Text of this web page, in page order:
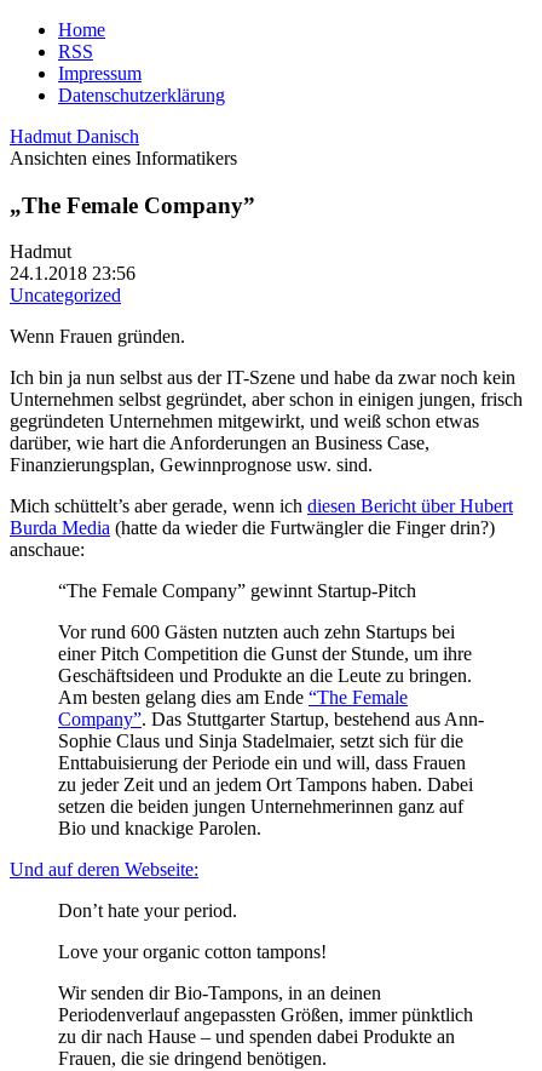
Home
RSS
Impressum
Datenschutzerklärung
Hadmut Danisch
Ansichten eines Informatikers
„The Female Company”
Hadmut
24.1.2018 23:56
Uncategorized
Wenn Frauen gründen.
Ich bin ja nun selbst aus der IT-Szene und habe da zwar noch kein
Unternehmen selbst gegründet, aber schon in einigen jungen, frisch
gegründeten Unternehmen mitgewirkt, und weiß schon etwas
darüber, wie hart die Anforderungen an Business Case,
Finanzierungsplan, Gewinnprognose usw. sind.
Mich schüttelt’s aber gerade, wenn ich diesen Bericht über Hubert
Burda Media (hatte da wieder die Furtwängler die Finger drin?)
anschaue:
“The Female Company” gewinnt Startup-Pitch
Vor rund 600 Gästen nutzten auch zehn Startups bei
einer Pitch Competition die Gunst der Stunde, um ihre
Geschäftsideen und Produkte an die Leute zu bringen.
Am besten gelang dies am Ende “The Female
Company”. Das Stuttgarter Startup, bestehend aus Ann-
Sophie Claus und Sinja Stadelmaier, setzt sich für die
Enttabuisierung der Periode ein und will, dass Frauen
zu jeder Zeit und an jedem Ort Tampons haben. Dabei
setzen die beiden jungen Unternehmerinnen ganz auf
Bio und knackige Parolen.
Und auf deren Webseite:
Don’t hate your period.
Love your organic cotton tampons!
Wir senden dir Bio-Tampons, in an deinen
Periodenverlauf angepassten Größen, immer pünktlich
zu dir nach Hause – und spenden dabei Produkte an
Frauen, die sie dringend benötigen.